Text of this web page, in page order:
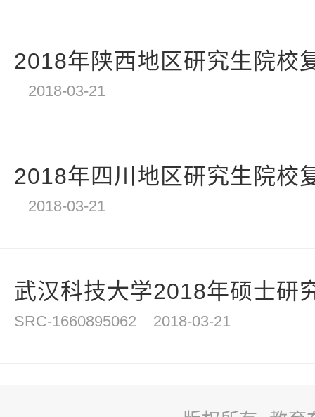
2018年陕西地区研究生院校
2018-03-21
2018年四川地区研究生院校
2018-03-21
武汉科技大学2018年硕士研
SRC-1660895062 2018-03-21